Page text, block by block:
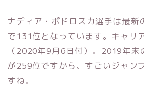
ナディア・ポドロスカ選手は最新
で131位となっています。キャリ
（2020年9月6日付）。2019年末
が259位ですから、すごいジャン
すね。